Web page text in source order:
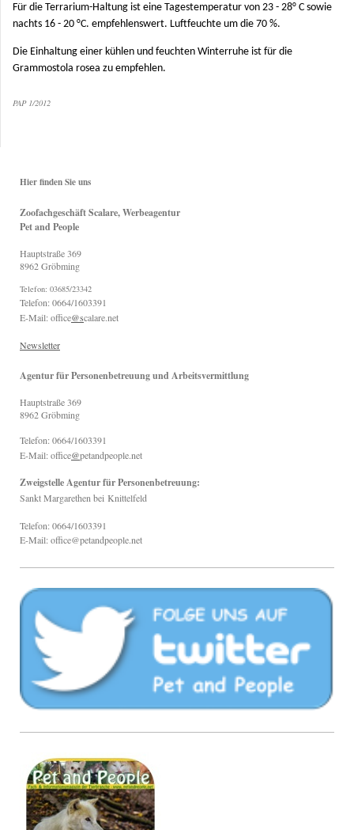
Für die Terrarium-Haltung ist eine Tagestemperatur von 23 - 28° C sowie
nachts 16 - 20 °C. empfehlenswert. Luftfeuchte um die 70 %.
Die Einhaltung einer kühlen und feuchten Winterruhe ist für die
Grammostola rosea zu empfehlen.
PAP 1/2012
Hier finden Sie uns
Zoofachgeschäft Scalare, Werbeagentur
Pet and People
Hauptstraße369
8962Gröbming
Telefon: 03685/23342
Telefon: 0664/1603391
E-Mail: office@scalare.net
Newsletter
Agentur für Personenbetreuung und Arbeitsvermittlung
Hauptstraße369
8962Gröbming
Telefon: 0664/1603391
E-Mail: office@petandpeople.net
Zweigstelle Agentur für Personenbetreuung:
Sankt Margarethen bei Knittelfeld
Telefon: 0664/1603391
E-Mail: office@petandpeople.net